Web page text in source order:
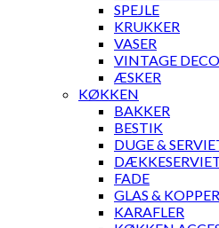
SPEJLE
KRUKKER
VASER
VINTAGE
ÆSKER
KØKKEN
BAKKER
BESTIK
DUGE &
FADE
GLAS & KOPPER
KARAFLER